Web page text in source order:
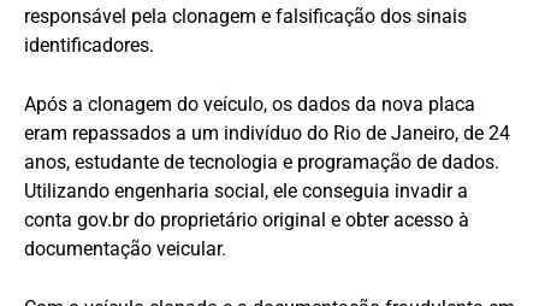
responsável pela clonagem e falsificação dos sinais
identificadores.
Após a clonagem do veículo, os dados da nova placa
eram repassados a um indivíduo do Rio de Janeiro, de 24
anos, estudante de tecnologia e programação de dados.
Utilizando engenharia social, ele conseguia invadir a
conta gov.br do proprietário original e obter acesso à
documentação veicular.